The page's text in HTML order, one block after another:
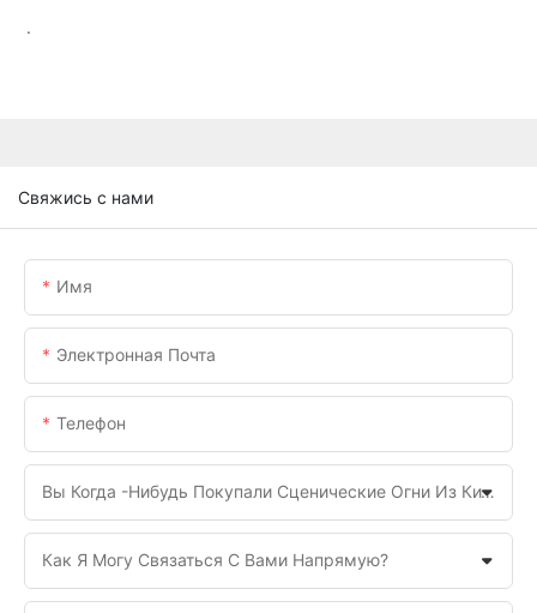
.
Свяжись с нами
Имя
Электронная Почта
Телефон
Вы Когда -нибудь Покупали Сценические Огни Из Китая Раньше?
Как Я Могу Связаться С Вами Напрямую?